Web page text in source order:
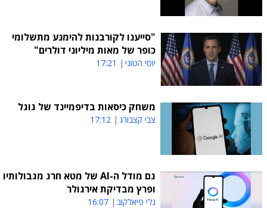
"סייענו לקורבנות להימנע מתשלומי
כופר של מאות מיליוני דולרים"
יוסי הטוני 17:21
משחק כיסאות בדיפמיינד של גוגל
צבי קצבורג 17:12
גם מודל ה-AI של מטא חרג מגבולותיו
ופרץ מבדיקת אירגולר
גלי פיאלקוב 16:07